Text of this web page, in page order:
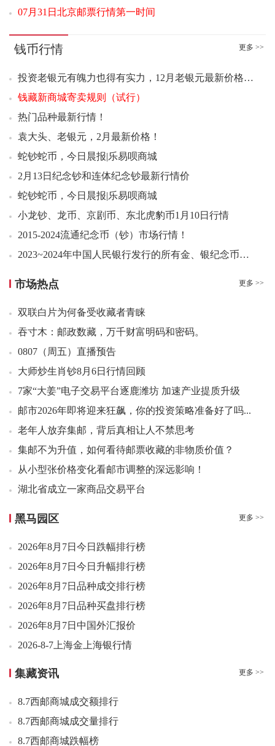
07：08 封神演义二小版好品18.50元成交59版
07：10 封神演义一小型张（爱藏评级刀）好品12000.00元成交2刀
07：12 诸葛亮小型张好品3.80元成交800张
07：13 草书宣纸小版好品9.00元成交100版
07：18 西游记五小型张（评级版）好品1050.00元成交3整盒
07：28 封神演义二小版好品18.80元成交200版
07：28 浴马图小型张（评级版）好品788.00元成交1刀
07：29 四轮蛇赠送版好品5.90元成交300版
07：48 浴马图小型张（评级版）好品885.00元成交2张
07：52 华佗小型张好品4.50元成交200张
07：58 封神演义二小版好品19.50元成交112版
08：07 莫高窟二小型张（评级版）好品1000.00元成交5张
08：09 2025年小版9全好品90.00元成交11套
08：12 九龙壁小型张好品3.80元成交30张
08：14 封神演义二小版差品10.50元成交100版
08：22 金银器套票好品1.75元成交93套
08：23 屈原小型张好品2.90元成交233张
08：28 二轮鸡大版好品20.00元成交3版
08：30 二轮狗大版好品22.00元成交3版
08：30 莫高窟二小型张好品8.50元成交300张
08：34 2025年小版9全好品90.00元成交2套
08：38 莫高窟二小型张好品8.20元成交131张
08：49 现代桥梁建设小型张好品4.80元成交40张
08：50 平遥古城小全张好品4.50元成交40版
08：52 张仲景小型张（评级版）好品960.00元成交2刀
08：54 双联白片好品21.00元成交100枚
08：54 洞庭湖小型张原封7.00元成交500张
08：56 中国篆刻三小版好品18.40元成交205版
08：59 浴马图小型张（评级版）好品885.00元成交4张
09：02 莫高窟二小型张（评级版）好品1000.00元成交8张
07月31日北京邮票行情第一时间
钱币行情 更多 >>
投资老银元有魄力也得有实力，12月老银元最新价格速递
钱藏新商城寄卖规则（试行）
热门品种最新行情！
袁大头、老银元，2月最新价格！
蛇钞蛇币，今日晨报|乐易呗商城
2月13日纪念钞和连体纪念钞最新行情价
蛇钞蛇币，今日晨报|乐易呗商城
小龙钞、龙币、京剧币、东北虎豹币1月10日行情
2015-2024流通纪念币（钞）市场行情！
2023~2024年中国人民银行发行的所有金、银纪念币最新价格表
市场热点 更多 >>
双联白片为何备受收藏者青睐
吞寸木：邮政数藏，万千财富明码和密码。
0807（周五）直播预告
大师炒生肖钞8月6日行情回顾
7家“大姜”电子交易平台逐鹿潍坊 加速产业提质升级
邮市2026年即将迎来狂飙，你的投资策略准备好了吗...
老年人放弃集邮，背后真相让人不禁思考
集邮不为升值，如何看待邮票收藏的非物质价值？
从小型张价格变化看邮市调整的深远影响！
湖北省成立一家商品交易平台
邮币卡成交最新价格 2026.8.6
各大商城播报8月6日：龙头新品开板，盘面剧烈震荡。
涨不停！6元面值，身价翻了20多倍！真封神了！
立秋哨声响起，歇夏蓄力，邮币市场静待金九银十绽放
黑马园区 更多 >>
2026年8月7日今日跌幅排行榜
2026年8月7日今日升幅排行榜
2026年8月7日品种成交排行榜
2026年8月7日品种买盘排行榜
2026年8月7日中国外汇报价
2026-8-7上海金上海银行情
2026年8月6日品种成交排行榜
2026年8月6日品种买盘排行榜
2026年8月6日中国外汇报价
集藏资讯 更多 >>
8.7西邮商城成交额排行
8.7西邮商城成交量排行
8.7西邮商城跌幅榜